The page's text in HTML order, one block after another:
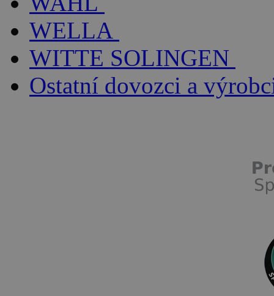
WELLA
WITTE SOLINGEN
Ostatní dovozci a